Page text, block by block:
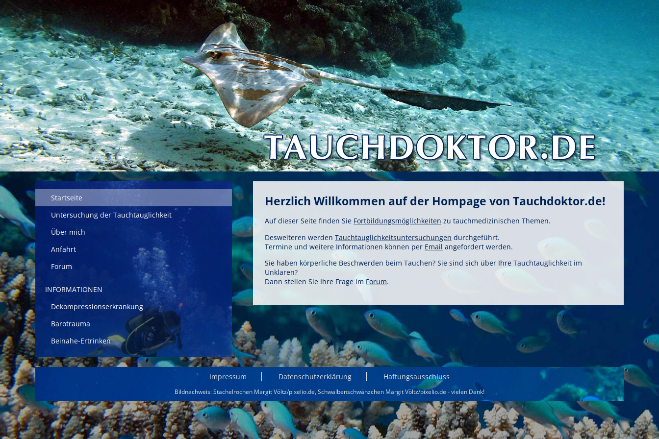
Herzlich Willkommen auf der Hompage von Tauchdoktor.de!
Auf dieser Seite finden Sie Fortbildungsmöglichkeiten zu tauchmedizinischen Themen.
Desweiteren werden Tauchtauglichkeitsuntersuchungen durchgeführt.
Termine und weitere Informationen können per Email angefordert werden.
Sie haben körperliche Beschwerden beim Tauchen? Sie sind sich über Ihre Tauchtauglichkeit im
Unklaren?
Dann stellen Sie Ihre Frage im Forum.
Navigation überspringen
Startseite
Untersuchung der Tauchtauglichkeit
Über mich
Anfahrt
Forum
INFORMATIONEN
Dekompressionserkrankung
Barotrauma
Beinahe-Ertrinken
überspringen
Impressum Datenschutzerklärung Haftungsausschluss
Bildnachweis: Stachelrochen Margit Völtz/pixelio.de, Schwalbenschwänzchen Margit Völtz/pixelio.de - vielen Dank!